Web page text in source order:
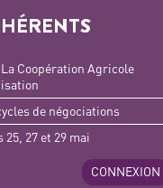
Coopération Agricole
de négociations
27 et 29 mai
CONNEXION